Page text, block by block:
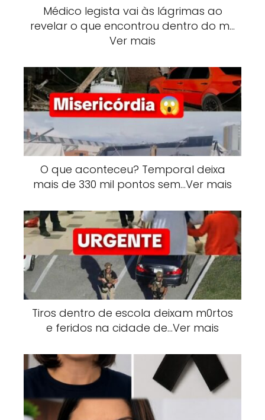
Médico legista vai às lágrimas ao
revelar o que encontrou dentro do m…
Ver mais
O que aconteceu? Temporal deixa
mais de 330 mil pontos sem…Ver mais
Tiros dentro de escola deixam m0rtos
e feridos na cidade de…Ver mais